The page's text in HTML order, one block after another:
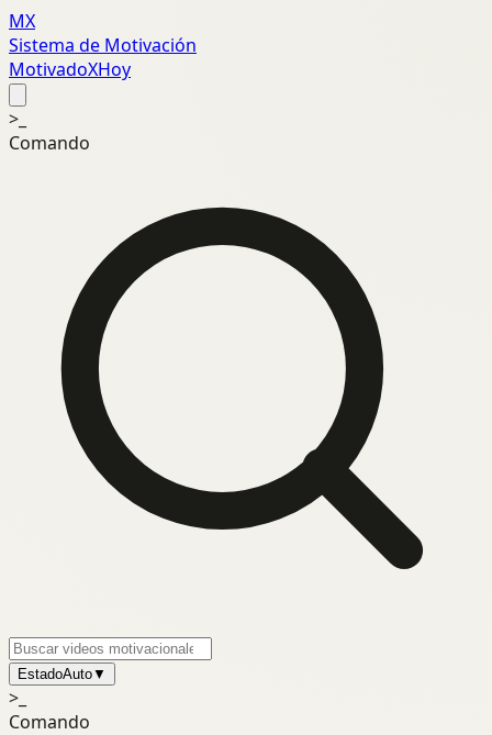
MX
Sistema de Motivación
MotivadoXHoy
>_
Comando
EstadoAuto▼
>_
Comando